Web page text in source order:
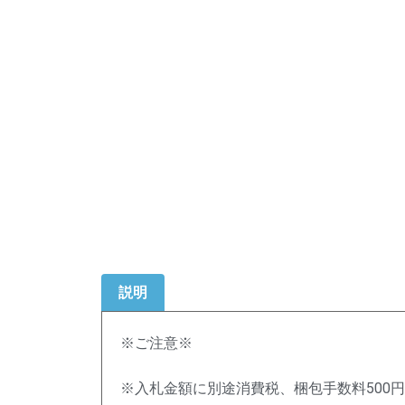
説明
※ご注意※
※入札金額に別途消費税、梱包手数料500円